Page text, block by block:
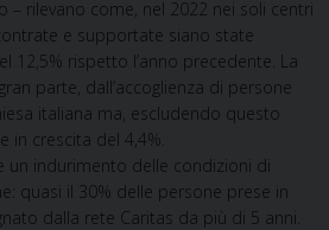
– rilevano come, nel 2022 nei soli centri
e supportate siano state
12,5% rispetto l’anno precedente. La
parte, dall’accoglienza di persone
italiana ma, escludendo questo
in crescita del 4,4%.
un indurimento delle condizioni di
quasi il 30% delle persone prese in
dalla rete Caritas da più di 5 anni.